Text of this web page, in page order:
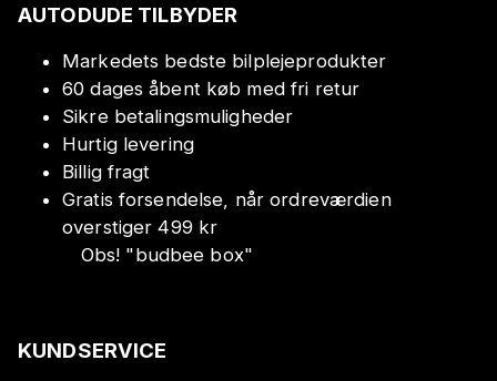
AUTODUDE TILBYDER
Markedets bedste bilplejeprodukter
60 dages åbent køb med fri retur
Sikre betalingsmuligheder
Hurtig levering
Billig fragt
Gratis forsendelse, når ordreværdien
overstiger 499 kr
Obs! "budbee box"
KUNDSERVICE